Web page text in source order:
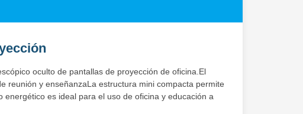
oculto de pantallas de proyección de oficina.El
reunión y enseñanzaLa estructura mini compacta permite
es ideal para el uso de oficina y educación a